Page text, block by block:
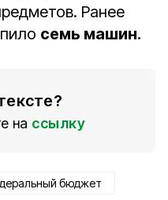
Ранее
семь машин.
на ссылку
бюджет